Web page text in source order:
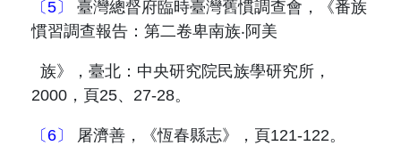
〔5〕
臺灣總督府臨時臺灣舊慣調查會，《番族
慣習調查報告：第二卷卑南族‧阿美
族》，臺北：中央研究院民族學研究所，
2000 ，頁25、 27-28。
〔6〕 屠濟善，《恆春縣志》，頁121-122。